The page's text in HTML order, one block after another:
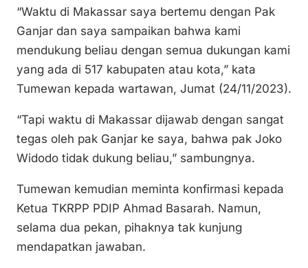
“Waktu di Makassar saya bertemu dengan Pak
Ganjar dan saya sampaikan bahwa kami
mendukung beliau dengan semua dukungan kami
yang ada di 517 kabupaten atau kota,” kata
Tumewan kepada wartawan, Jumat (24/11/2023).
“Tapi waktu di Makassar dijawab dengan sangat
tegas oleh pak Ganjar ke saya, bahwa pak Joko
Widodo tidak dukung beliau,” sambungnya.
Tumewan kemudian meminta konfirmasi kepada
Ketua TKRPP PDIP Ahmad Basarah. Namun,
selama dua pekan, pihaknya tak kunjung
mendapatkan jawaban.